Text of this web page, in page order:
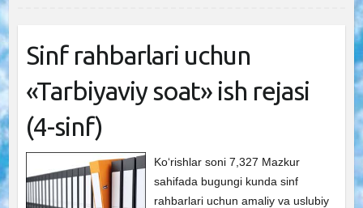
Sinf rahbarlari uchun
«Tarbiyaviy soat» ish rejasi
(4-sinf)
Ko‘rishlar soni 7,327 Mazkur
sahifada bugungi kunda sinf
rahbarlari uchun amaliy va uslubiy